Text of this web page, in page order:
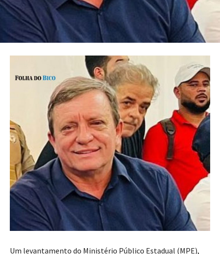
Um levantamento do Ministério Público Estadual (MPE),